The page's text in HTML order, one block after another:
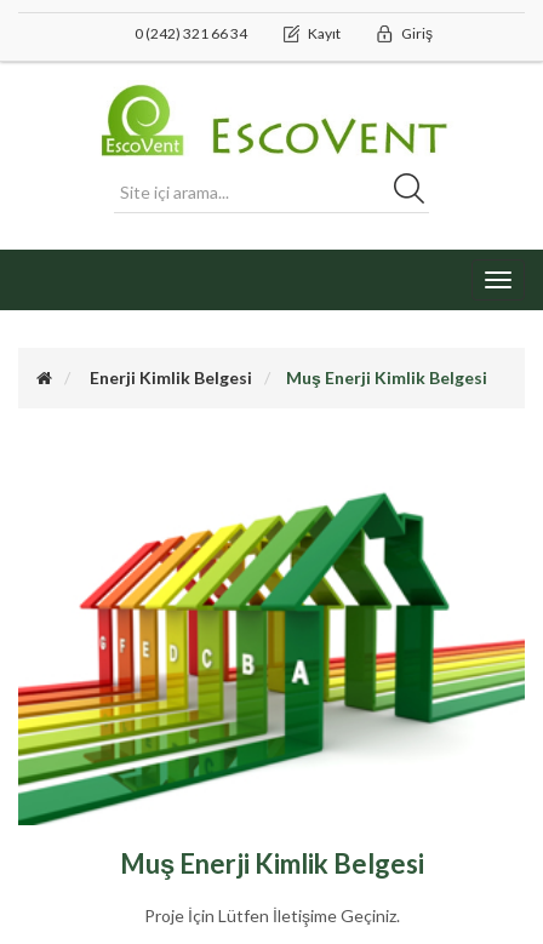
0 (242) 321 66 34 Kayıt Giriş
Enerji Kimlik Belgesi Muş Enerji Kimlik Belgesi
Muş Enerji Kimlik Belgesi
Proje İçin Lütfen İletişime Geçiniz.